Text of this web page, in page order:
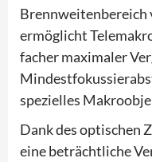
Brennweitenbereich
ermöglicht
facher maximaler
spezielles
Dank des optischen
eine beträchtliche